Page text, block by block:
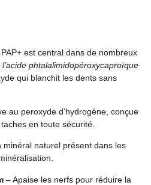
est central dans de nombreux
l’acide phtalalimidopéroxycaproïque
qui blanchit les dents sans
au peroxyde d’hydrogène, conçue
en toute sécurité.
minéral naturel présent dans les
– Apaise les nerfs pour réduire la